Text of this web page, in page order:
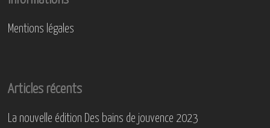
Mentions légales
Articles récents
La nouvelle édition Des bains de jouvence 2023